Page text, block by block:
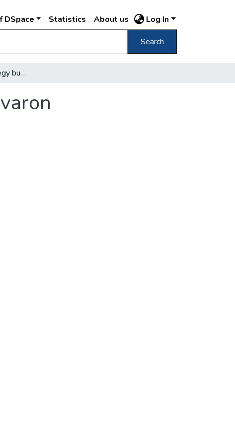
DSpace Statistics About us Log In
Search
Milyen az élet éjjel egy budapesti pályaudvaron